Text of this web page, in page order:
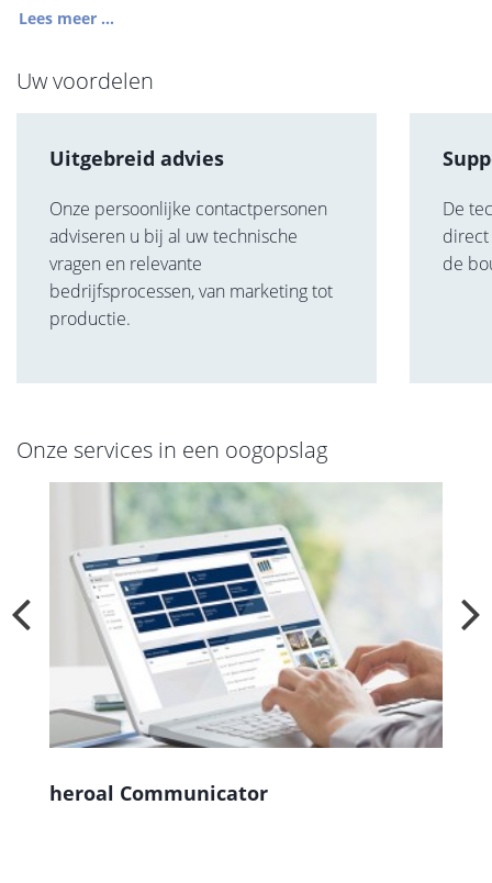
Lees meer ...
Uw voordelen
Uitgebreid advies
Onze persoonlijke contactpersonen
adviseren u bij al uw technische
vragen en relevante
bedrijfsprocessen, van marketing tot
productie.
De
de
Onze services in een oogopslag
heroal Communicator